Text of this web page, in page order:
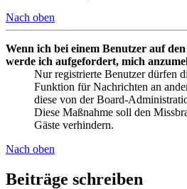
Nach oben
Wenn ich bei einem Benutzer auf
werde ich aufgefordert, mich
Nur registrierte Benutzer dürfen
Funktion für Nachrichten an
diese von der Board-
Diese Maßnahme soll den
Gäste verhindern.
Nach oben
Beiträge schreiben